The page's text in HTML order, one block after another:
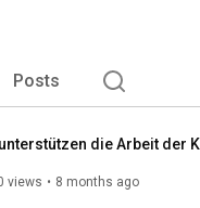
Posts
views 8 months ago